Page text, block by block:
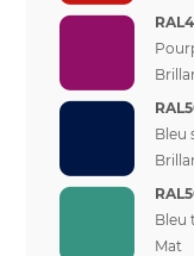
Bleu
Bleu
Mat